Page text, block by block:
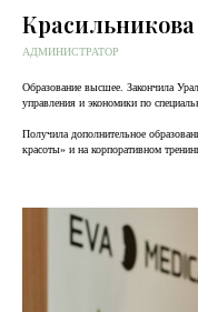
АДМИНИСТРАТОР
Образование высшее. Закончила
управления и экономики по
Получила дополнительное
красоты» и на корпоративном